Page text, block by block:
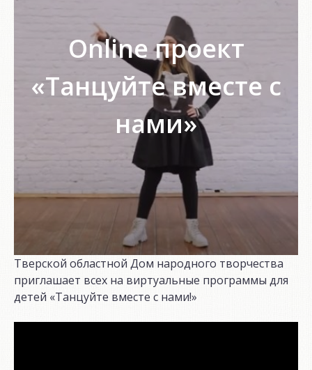
Online проект
«Танцуйте вместе с
нами»
Тверской областной Дом народного творчества
приглашает всех на виртуальные программы для
детей «Танцуйте вместе с нами!»